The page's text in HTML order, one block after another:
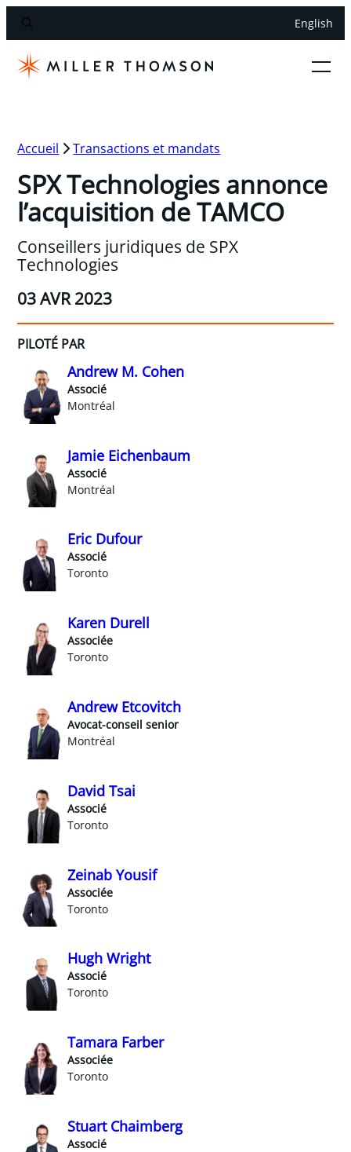
English
Accueil Transactions et mandats
SPX Technologies annonce
l’acquisition de TAMCO
Conseillers juridiques de SPX
Technologies
03 AVR 2023
PILOTÉ PAR
Andrew M. Cohen
Associé
Montréal
Jamie Eichenbaum
Associé
Montréal
Eric Dufour
Associé
Toronto
Karen Durell
Associée
Toronto
Andrew Etcovitch
Avocat-conseil senior
Montréal
David Tsai
Associé
Toronto
Zeinab Yousif
Associée
Toronto
Hugh Wright
Associé
Toronto
Tamara Farber
Associée
Toronto
Stuart Chaimberg
Associé